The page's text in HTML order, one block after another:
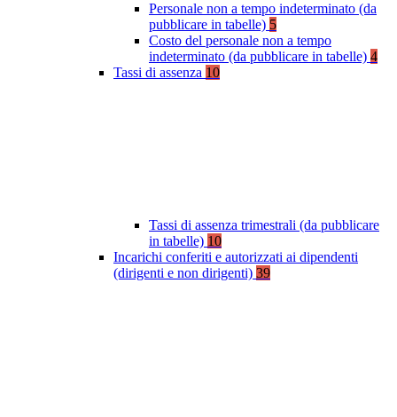
Personale non a tempo indeterminato (da
pubblicare in tabelle) 5
Costo del personale non a tempo
indeterminato (da pubblicare in tabelle) 4
Tassi di assenza 10
Tassi di assenza trimestrali (da pubblicare
in tabelle) 10
Incarichi conferiti e autorizzati ai dipendenti
(dirigenti e non dirigenti) 39